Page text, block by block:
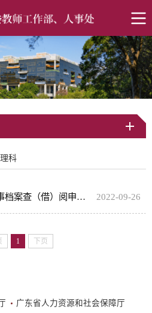
科
广东工业大学教职工人事档案查（借）阅申请表 2022-09-26
1 下页
广东省人力资源和社会保障厅